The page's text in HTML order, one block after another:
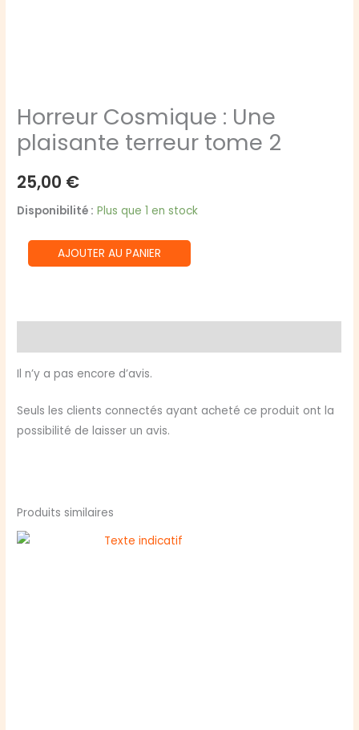
Horreur Cosmique : Une
plaisante terreur tome 2
25,00 €
Disponibilité : Plus que 1 en stock
quantité
de
Une
plaisante
tome
2
AJOUTER AU PANIER
Il n’y a pas encore d’avis.
Seuls les clients connectés ayant acheté ce produit ont la
possibilité de laisser un avis.
Produits similaires